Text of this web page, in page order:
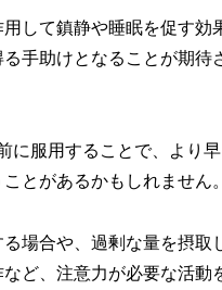
して鎮静や睡眠を促す効
手助けとなることが期待
に服用することで、より
とがあるかもしれません
場合や、過剰な量を摂取
ど、注意力が必要な活動